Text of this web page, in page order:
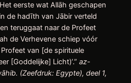
eerste wat Allāh geschapen
de hadīth van Jābir verteld
teruggaat naar de Profeet
de Verhevene schiep vóór
van [de spirituele
[Goddelijke] Licht)’.” az-
(Zeefdruk: Egypte), deel 1,